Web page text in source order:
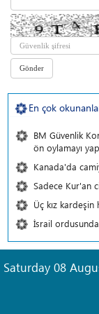
En çok
BM Güvenlik
ön oylamayı
Kanada'da
Sadece Kur'an
Üç kız kardeşin
İsrail
Saturday 08